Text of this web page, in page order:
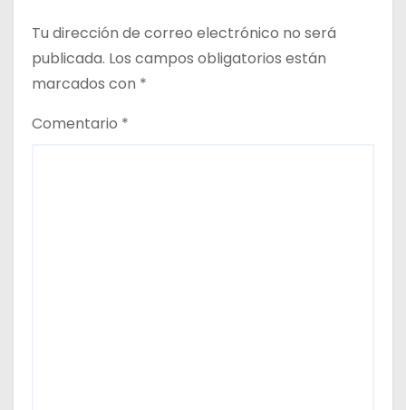
Tu dirección de correo electrónico no será
publicada. Los campos obligatorios están
marcados con *
Comentario *